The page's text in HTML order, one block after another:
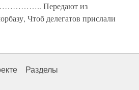
Передают из
Чтоб делегатов прислали
Разделы